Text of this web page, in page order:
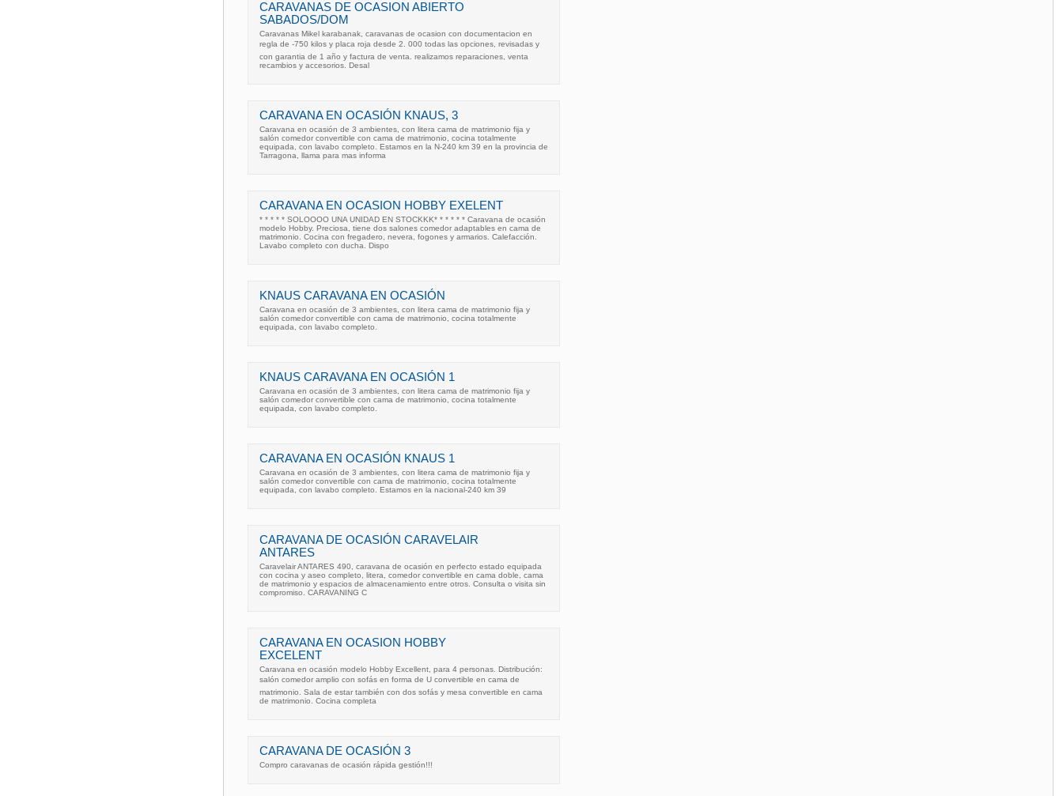
CARAVANAS DE OCASION ABIERTO
SABADOS/DOM
Caravanas Mikel karabanak, caravanas de ocasion con documentacion en
regla de -750 kilos y placa roja desde 2. 000 todas las opciones, revisadas y
con garantia de 1 año y factura de venta. realizamos reparaciones, venta
recambios y accesorios. Desal
CARAVANA EN OCASIÓN KNAUS, 3
Caravana en ocasión de 3 ambientes, con litera cama de matrimonio fija y
salón comedor convertible con cama de matrimonio, cocina totalmente
equipada, con lavabo completo. Estamos en la N-240 km 39 en la provincia de
Tarragona, llama para mas informa
CARAVANA EN OCASION HOBBY EXELENT
* * * * * SOLOOOO UNA UNIDAD EN STOCKKK* * * * * * Caravana de ocasión
modelo Hobby. Preciosa, tiene dos salones comedor adaptables en cama de
matrimonio. Cocina con fregadero, nevera, fogones y armarios. Calefacción.
Lavabo completo con ducha. Dispo
KNAUS CARAVANA EN OCASIÓN
Caravana en ocasión de 3 ambientes, con litera cama de matrimonio fija y
salón comedor convertible con cama de matrimonio, cocina totalmente
equipada, con lavabo completo.
KNAUS CARAVANA EN OCASIÓN 1
Caravana en ocasión de 3 ambientes, con litera cama de matrimonio fija y
salón comedor convertible con cama de matrimonio, cocina totalmente
equipada, con lavabo completo.
CARAVANA EN OCASIÓN KNAUS 1
Caravana en ocasión de 3 ambientes, con litera cama de matrimonio fija y
salón comedor convertible con cama de matrimonio, cocina totalmente
equipada, con lavabo completo. Estamos en la nacional-240 km 39
CARAVANA DE OCASIÓN CARAVELAIR
ANTARES
Caravelair ANTARES 490, caravana de ocasión en perfecto estado equipada
con cocina y aseo completo, litera, comedor convertible en cama doble, cama
de matrimonio y espacios de almacenamiento entre otros. Consulta o visita sin
compromiso. CARAVANING C
CARAVANA EN OCASION HOBBY
EXCELENT
Caravana en ocasión modelo Hobby Excellent, para 4 personas. Distribución:
salón comedor amplio con sofás en forma de U convertible en cama de
matrimonio. Sala de estar también con dos sofás y mesa convertible en cama
de matrimonio. Cocina completa
CARAVANA DE OCASIÓN 3
Compro caravanas de ocasión rápida gestión!!!